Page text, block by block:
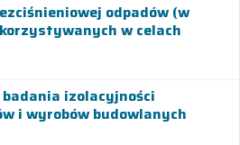
odpadów (w
w celach
izolacyjności
i wyrobów budowlanych